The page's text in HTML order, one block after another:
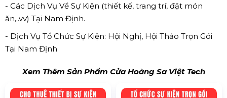
- Các Dịch Vụ Về Sự Kiện (thiết kế, trang trí, đặt món
ăn,..vv) Tại Nam Định.
- Dịch Vụ Tổ Chức Sự Kiện: Hội Nghị, Hội Thảo Trọn Gói
Tại Nam Định
Xem Thêm Sản Phẩm Cửa Hoàng Sa Việt Tech